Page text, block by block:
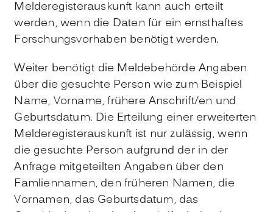
Melderegisterauskunft kann auch erteilt
werden, wenn die Daten für ein ernsthaftes
Forschungsvorhaben benötigt werden.
Weiter benötigt die Meldebehörde Angaben
über die gesuchte Person wie zum Beispiel
Name, Vorname, frühere Anschrift/en und
Geburtsdatum. Die Erteilung einer erweiterten
Melderegisterauskunft ist nur zulässig, wenn
die gesuchte Person aufgrund der in der
Anfrage mitgeteilten Angaben über den
Famliennamen, den früheren Namen, die
Vornamen, das Geburtsdatum, das